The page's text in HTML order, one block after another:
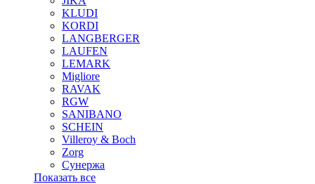
KLUDI
KORDI
LANGBERGER
LAUFEN
LEMARK
Migliore
RAVAK
RGW
SANIBANO
SCHEIN
Villeroy & Boch
Zorg
Сунержа
Показать все